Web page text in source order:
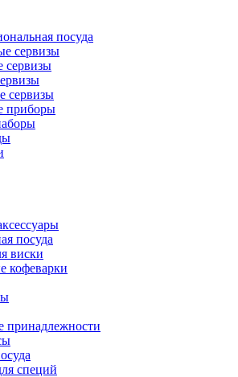
посуда
сервизы
сервизы
сервизы
приборы
посуда
виски
кофеварки
принадлежности
специй